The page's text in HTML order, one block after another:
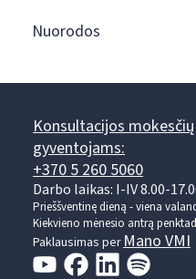
Nuorodos
Konsultacijos
gyventojams:
+370 5 260 5060
Darbo laikas: I-IV 8.00-
Prieššventinę dieną - viena
Kiekvieno mėnesio antrą
Paklausimas per Mano VMI